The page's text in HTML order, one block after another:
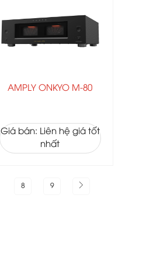
AMPLY ONKYO M-80
Giá bán: Liên hệ giá tốt
nhất
8 9